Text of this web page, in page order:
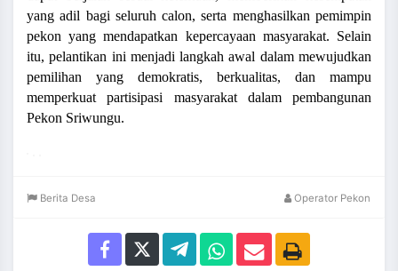
yang adil bagi seluruh calon, serta menghasilkan pemimpin
pekon yang mendapatkan kepercayaan masyarakat. Selain
itu, pelantikan ini menjadi langkah awal dalam mewujudkan
pemilihan yang demokratis, berkualitas, dan mampu
memperkuat partisipasi masyarakat dalam pembangunan
Pekon Sriwungu.
Berita Desa Operator Pekon